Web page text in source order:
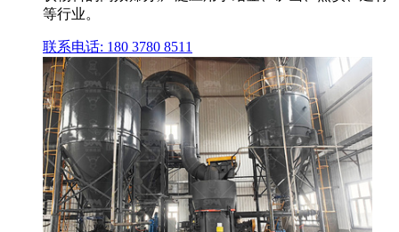
等行业。
联系电话: 180 3780 8511